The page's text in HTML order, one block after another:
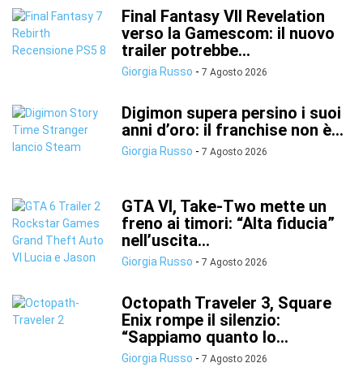
Final Fantasy VII Revelation
verso la Gamescom: il nuovo
trailer potrebbe...
Giorgia Russo - 7 Agosto 2026
Digimon supera persino i suoi
anni d’oro: il franchise non è...
Giorgia Russo - 7 Agosto 2026
GTA VI, Take-Two mette un
freno ai timori: “Alta fiducia”
nell’uscita...
Giorgia Russo - 7 Agosto 2026
Octopath Traveler 3, Square
Enix rompe il silenzio:
“Sappiamo quanto lo...
Giorgia Russo - 7 Agosto 2026